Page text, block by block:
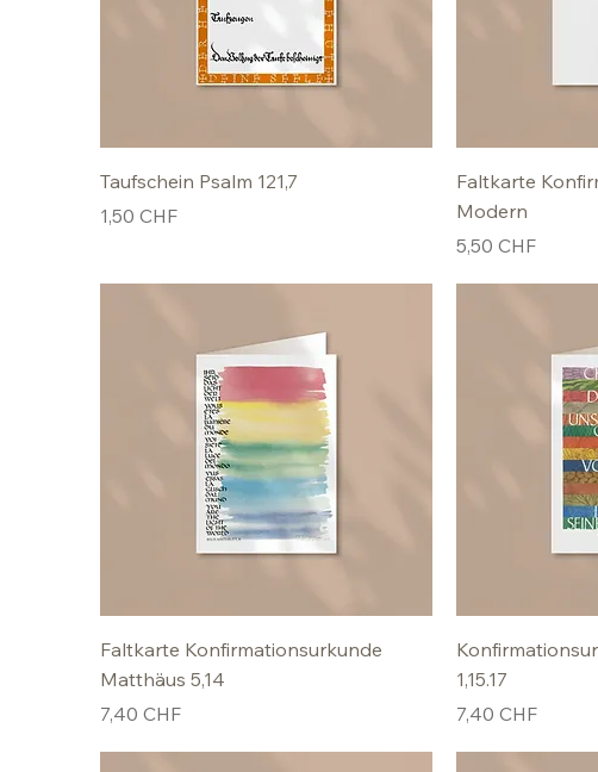
Taufschein Psalm 121,7
Preis
1,50 CHF
Faltkarte
Modern
Preis
5,50 CHF
Faltkarte Konfirmationsurkunde
Matthäus 5,14
Preis
7,40 CHF
1,15.17
Preis
7,40 CHF